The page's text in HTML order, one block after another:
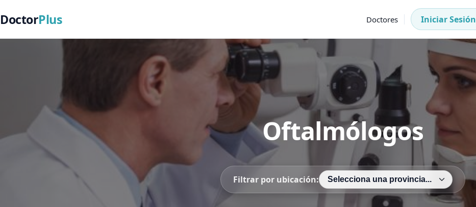
DoctorPlus Doctores Iniciar Sesión
Oftalmólogos
Filtrar por ubicación: